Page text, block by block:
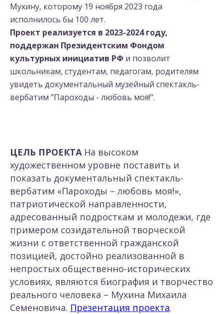
Мухину, которому 19 ноября 2023 года
исполнилось бы 100 лет.
Проект реализуется в 2023-2024 году,
поддержан Президентским Фондом
культурных инициатив РФ и позволит
школьникам, студентам, педагогам, родителям
увидеть документальный музейный спектакль-
вербатим "Пароходы - любовь моя!".
ЦЕЛЬ ПРОЕКТА На высоком
художественном уровне поставить и
показать документальный спектакль-
вербатим «Пароходы – любовь моя!»,
патриотической направленности,
адресованный подросткам и молодежи, где
примером созидательной творческой
жизни с ответственной гражданской
позицией, достойно реализованной в
непростых общественно-исторических
условиях, являются биография и творчество
реального человека – Мухина Михаила
Семеновича. Презентация проекта.